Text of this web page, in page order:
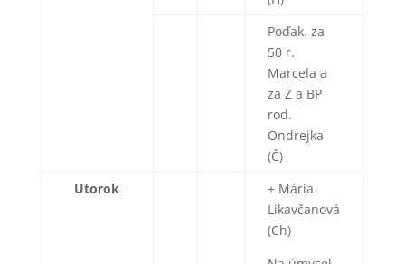
Poďak. za
50 r.
Marcela a
za Z a BP
rod.
Ondrejka
(Č)
Utorok
+ Mária
Likavčanová
(Ch)